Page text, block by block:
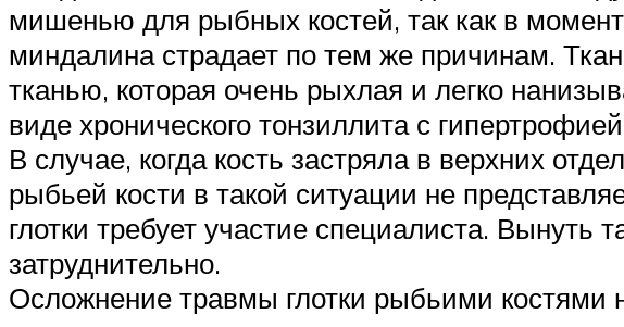
мишенью для рыбных костей, так как в
миндалина страдает по тем же причинам.
тканью, которая очень рыхлая и легко
виде хронического тонзиллита с
В случае, когда кость застряла в верхних
рыбьей кости в такой ситуации не
глотки требует участие специалиста. Вынуть
затруднительно.
Осложнение травмы глотки рыбьими